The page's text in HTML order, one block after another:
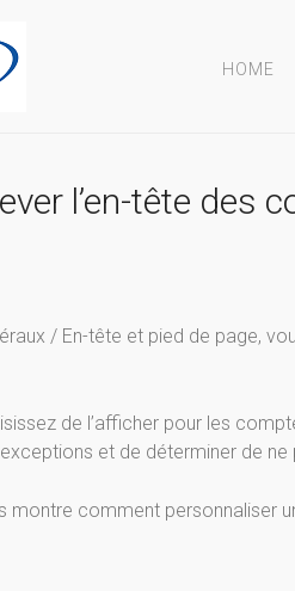
HOME
l’en-tête des
/ En-tête et pied de page,
de l’afficher pour les
et de déterminer de
montre comment personnaliser